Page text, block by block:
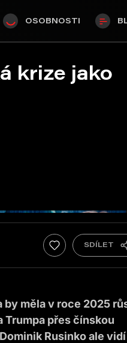
OSOBNOSTI
krize jako
měla v roce 2025
Trumpa přes čínskou
Rusinko ale